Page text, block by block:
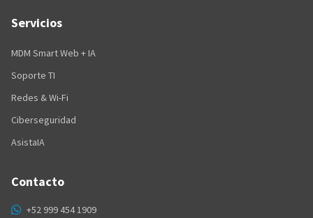
Servicios
MDM Smart Web + IA
Soporte TI
Redes & Wi-Fi
Ciberseguridad
AsistaIA
Contacto
+52 999 454 1909